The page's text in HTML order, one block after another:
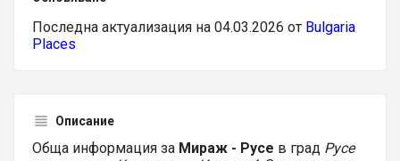
Последна актуализация на 04.03.2026 от Bulgaria
Places
Описание
Обща информация за Мираж - Русе в град Русе